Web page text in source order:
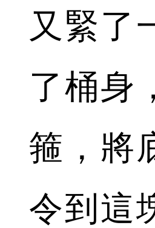
又緊了
了桶身
箍，將
令到這